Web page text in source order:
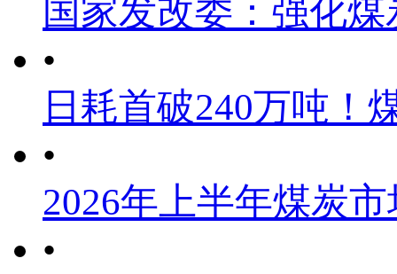
国家发改委：强化
•
日耗首破240万吨！
•
2026年上半年煤炭
•